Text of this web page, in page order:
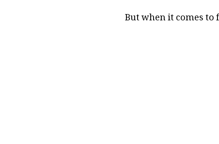
But when it comes to